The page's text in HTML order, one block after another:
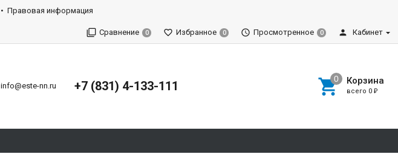
Правовая информация
Сравнение 0 Избранное 0 Просмотренное 0 Кабинет
info@este-nn.ru +7 (831) 4-133-111 Корзина
всего 0 ₽